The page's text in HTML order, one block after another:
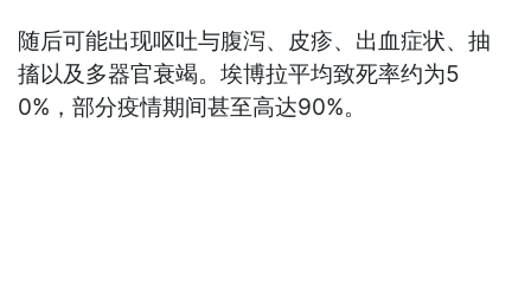
随后可能出现呕吐与腹泻、皮疹、出血症状、抽
搐以及多器官衰竭。埃博拉平均致死率约为5
0%，部分疫情期间甚至高达90%。